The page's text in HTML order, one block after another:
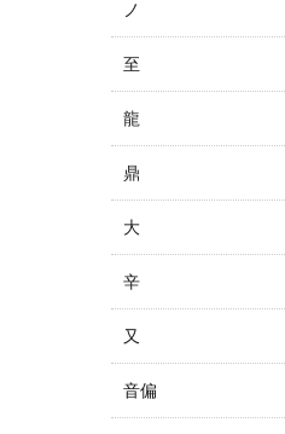
ノ
至
龍
鼎
大
辛
又
音偏